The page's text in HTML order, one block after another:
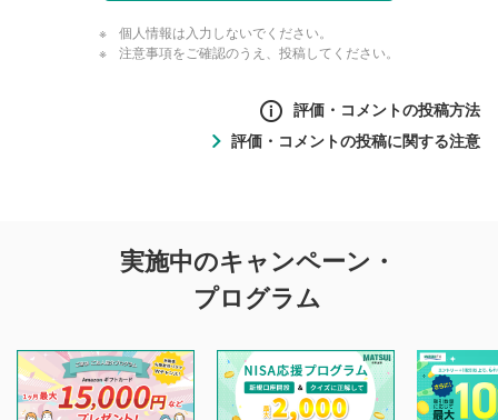
個人情報は入力しないでください。
注意事項をご確認のうえ、投稿してください。
評価・コメントの投稿方法
評価・コメントの投稿に関する注意
投稿に関する注意
を目的として、各動画コンテンツに、評価およびコメントの
投稿ができます。利用者は以下の注意事項をご理解のうえ、
閲覧および投稿を行うものとしてください。
実施中のキャンペーン・
プログラム